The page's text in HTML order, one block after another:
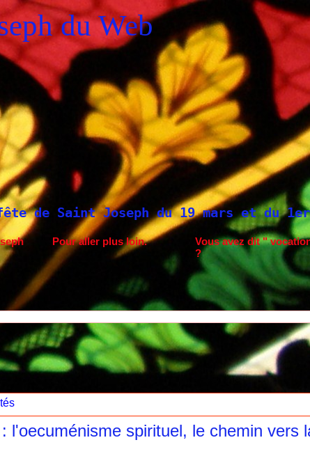
du Web
du 19 mars et du 1er mai Saint
Pour aller plus loin.
Vous avez dit "
?
l'oecuménisme spirituel, le chemin vers